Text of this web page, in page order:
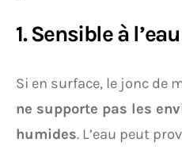
1. Sensible à
Si en surface, le jonc de
ne supporte pas les
humides. L’eau peut